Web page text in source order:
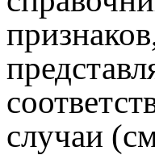
случаи